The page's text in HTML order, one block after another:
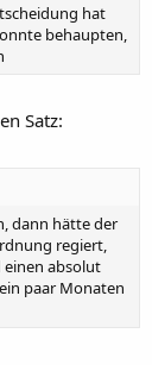
hat
behaupten,
Satz:
dann hätte der
regiert,
absolut
paar Monaten